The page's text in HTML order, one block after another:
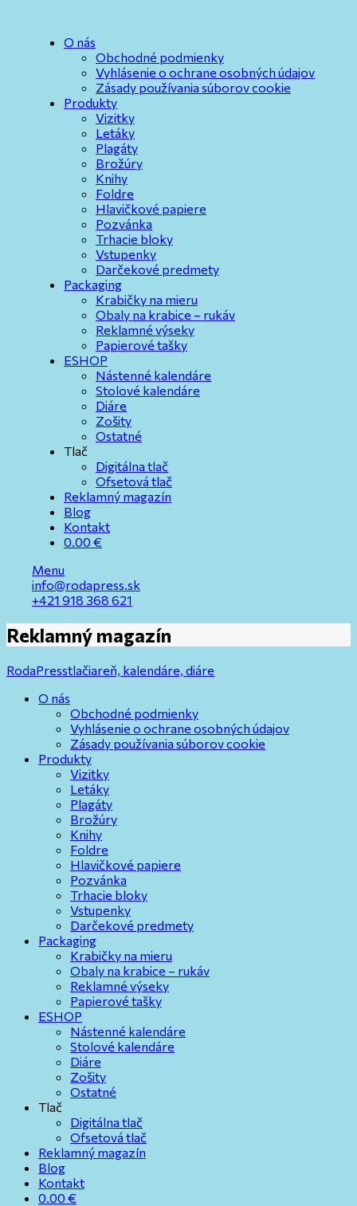
O nás
Obchodné podmienky
Vyhlásenie o ochrane osobných údajov
Zásady používania súborov cookie
Produkty
Vizitky
Letáky
Plagáty
Brožúry
Knihy
Foldre
Hlavičkové papiere
Pozvánka
Trhacie bloky
Vstupenky
Darčekové predmety
Packaging
Krabičky na mieru
Obaly na krabice – rukáv
Reklamné výseky
Papierové tašky
ESHOP
Nástenné kalendáre
Stolové kalendáre
Diáre
Zošity
Ostatné
Tlač
Digitálna tlač
Ofsetová tlač
Reklamný magazín
Blog
Kontakt
0.00 €
Menu
info@rodapress.sk
+421 918 368 621
Reklamný magazín
RodaPresstlačiareň, kalendáre, diáre
O nás
Obchodné podmienky
Vyhlásenie o ochrane osobných údajov
Zásady používania súborov cookie
Produkty
Vizitky
Letáky
Plagáty
Brožúry
Knihy
Foldre
Hlavičkové papiere
Pozvánka
Trhacie bloky
Vstupenky
Darčekové predmety
Packaging
Krabičky na mieru
Obaly na krabice – rukáv
Reklamné výseky
Papierové tašky
ESHOP
Nástenné kalendáre
Stolové kalendáre
Diáre
Zošity
Ostatné
Tlač
Digitálna tlač
Ofsetová tlač
Reklamný magazín
Blog
Kontakt
0.00 €